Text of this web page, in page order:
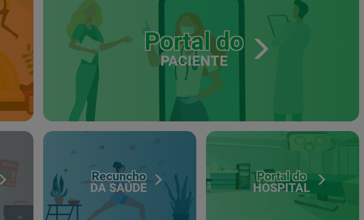
Portal do
PACIENTE
Recuncho
DA SAÚDE
Portal do
HOSPITAL